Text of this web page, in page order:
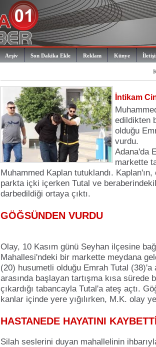
Arşiv Son Dakika Ekle Reklam Künye
İntikam
edildikten
olduğu
vurdu.
Adana'da
markette
Muhammed Kaplan tutuklandı.
parkta içki içerken Tutal ve
darbedildiği ortaya çıktı.
GÖĞSÜNDEN VURDU
Olay, 10 Kasım günü Seyhan ilçesine
Mahallesi'ndeki bir markette meydana
(20) husumetli olduğu Emrah Tutal
arasında başlayan tartışma kısa sürede
çıkardığı tabancayla Tutal'a ateş açtı.
kanlar içinde yere yığılırken, M.K. olay
HASTANEDE HAYATINI
Silah seslerini duyan mahallelinin